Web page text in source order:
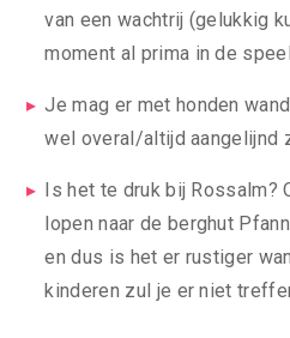
van een wachtrij (gelukkig
moment al prima in de
Je mag er met honden
wel overal/altijd aangelijnd
Is het te druk bij Rossalm?
lopen naar de berghut
en dus is het er rustiger
kinderen zul je er niet